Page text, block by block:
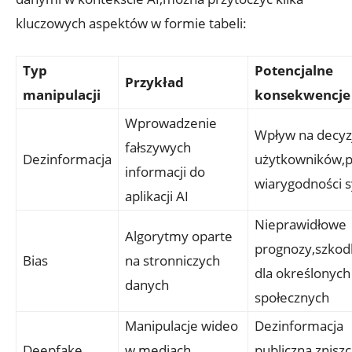
kluczowych aspektów⁣ w formie tabeli:
Typ
manipulacji
Przykład
Potencjalne
konsekwencje
Dezinformacja
Wprowadzenie
fałszywych
informacji do
aplikacji AI
Wpływ na
wiarygodności
Bias
Algorytmy oparte
na stronniczych
danych
Nieprawidłowe
dla
społecznych
Manipulacje wideo
Dezinformacja